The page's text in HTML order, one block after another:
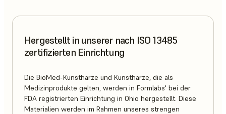
Hergestellt in unserer nach ISO 13485
zertifizierten Einrichtung
Die BioMed-Kunstharze und Kunstharze, die als
Medizinprodukte gelten, werden in Formlabs' bei der
FDA registrierten Einrichtung in Ohio hergestellt. Diese
Materialien werden im Rahmen unseres strengen